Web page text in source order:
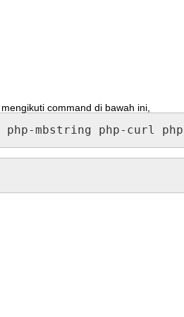
mengikuti command di bawah ini
php-mbstring php- curl php